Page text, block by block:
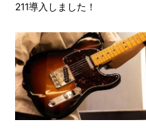
211導入しました！